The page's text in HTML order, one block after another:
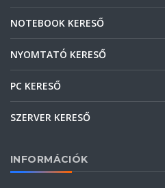
NOTEBOOK KERESŐ
NYOMTATÓ KERESŐ
PC KERESŐ
SZERVER KERESŐ
INFORMÁCIÓK